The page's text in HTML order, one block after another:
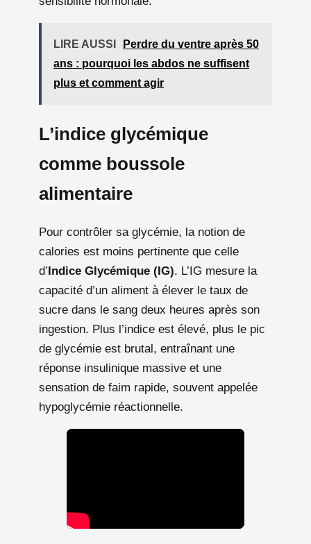
LIRE AUSSI
Perdre du ventre après 50
ans : pourquoi les abdos ne suffisent
plus et comment agir
L’indice glycémique
comme boussole
alimentaire
Pour contrôler sa glycémie, la notion de
calories est moins pertinente que celle
d’Indice Glycémique (IG). L’IG mesure la
capacité d’un aliment à élever le taux de
sucre dans le sang deux heures après son
ingestion. Plus l’indice est élevé, plus le pic
de glycémie est brutal, entraînant une
réponse insulinique massive et une
sensation de faim rapide, souvent appelée
hypoglycémie réactionnelle.